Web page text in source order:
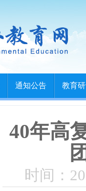
通知公告 教育
40年高
时间：